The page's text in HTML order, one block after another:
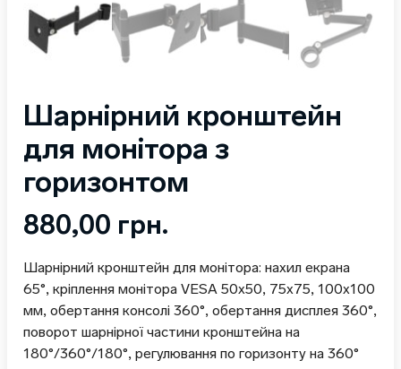
Шарнірний кронштейн
для монітора з
горизонтом
880,00 грн.
Шарнірний кронштейн для монітора: нахил екрана
65°, кріплення монітора VESA 50х50, 75х75, 100х100
мм, обертання консолі 360°, обертання дисплея 360°,
поворот шарнірної частини кронштейна на
180°/360°/180°, регулювання по горизонту на 360°